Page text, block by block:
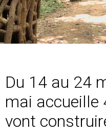
Du 14 au 24
mai accueille
vont